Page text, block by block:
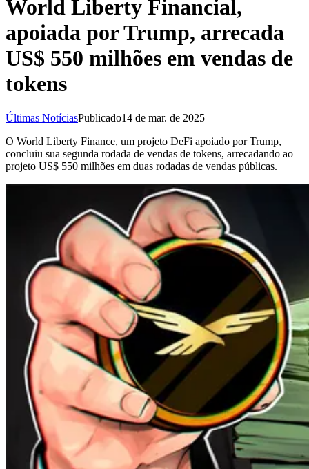
World Liberty Financial,
apoiada por Trump, arrecada
US$ 550 milhões em vendas de
tokens
Últimas NotíciasPublicado14 de mar. de 2025
O World Liberty Finance, um projeto DeFi apoiado por Trump,
concluiu sua segunda rodada de vendas de tokens, arrecadando ao
projeto US$ 550 milhões em duas rodadas de vendas públicas.